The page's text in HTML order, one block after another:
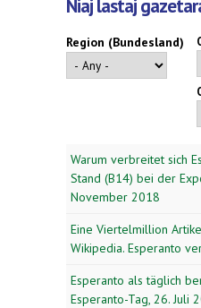
Niaj lastaj
Region (Bundesland)
Warum verbreitet sich
Stand (B14) bei der
November 2018
Eine Viertelmillion
Wikipedia. Esperanto
Esperanto als täglich
Esperanto-Tag, 26. Juli